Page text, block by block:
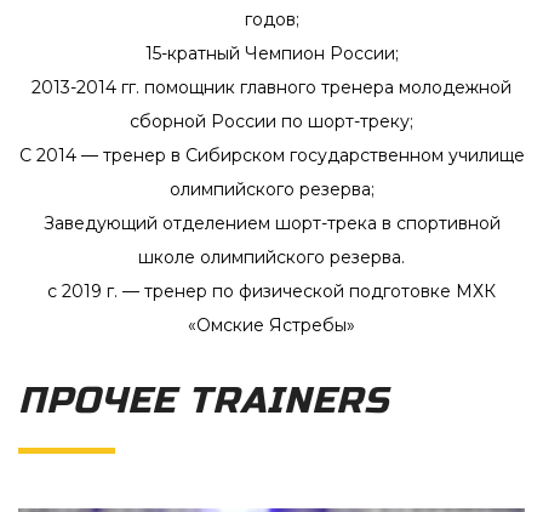
годов;
15-кратный Чемпион России;
2013-2014 гг. помощник главного тренера молодежной
сборной России по шорт-треку;
С 2014 — тренер в Сибирском государственном училище
олимпийского резерва;
Заведующий отделением шорт-трека в спортивной
школе олимпийского резерва.
с 2019 г. — тренер по физической подготовке МХК
«Омские Ястребы»
ПРОЧЕЕ TRAINERS